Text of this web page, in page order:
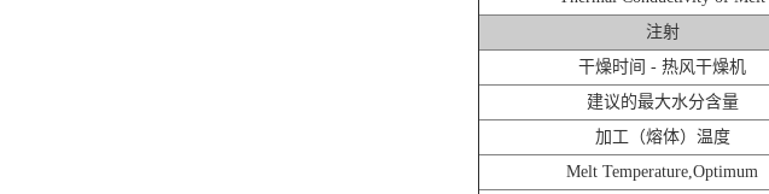
注射
干燥时间 - 热风干燥机
建议的最大水分含量
加工（熔体）温度
Melt Temperature,Optimum